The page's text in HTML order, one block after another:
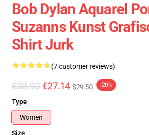
Bob Dylan Aquarel
Suzanns Kunst
Shirt Jurk
(7 customer reviews)
€33.93 €27.14 $29.50 -20%
Type
Women
Size